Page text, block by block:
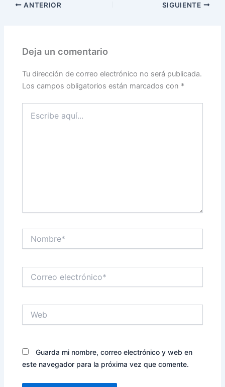
ANTERIOR SIGUIENTE
Deja un comentario
Tu dirección de correo electrónico no será publicada.
Los campos obligatorios están marcados con *
aquí...
electrónico*
Guarda mi nombre, correo electrónico y web en
este navegador para la próxima vez que comente.